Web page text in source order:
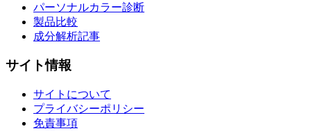
パーソナルカラー診断
製品比較
成分解析記事
サイト情報
サイトについて
プライバシーポリシー
免責事項